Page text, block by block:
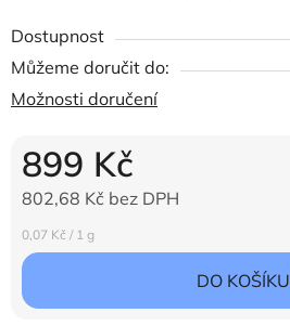
Dostupnost
Můžeme doručit do:
Možnosti doručení
899 Kč
802,68 Kč bez DPH
Měrná cena:
0,07 Kč / 1 g
DO KOŠÍKU